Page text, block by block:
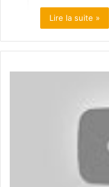
Lire la suite »